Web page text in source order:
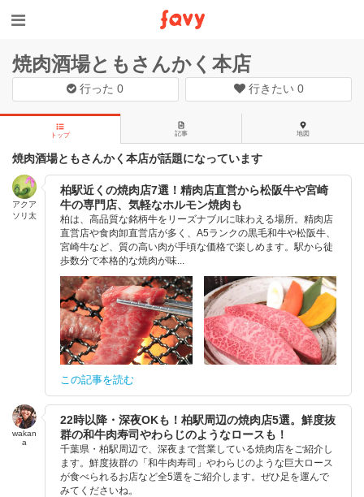
焼肉酒場ともさんかく本店
行った0 行きたい 0
トップ 記事 地図
焼肉酒場ともさんかく本店が話題になっています
アクア
ソリ太
柏駅近くの焼肉店7選！精肉店直営から松阪牛や宮崎
牛の専門店、気軽なホルモン焼肉も
柏は、高品質な銘柄牛をリーズナブルに味わえる場所。精肉店
直営店や食肉卸直営店が多く、A5ランクの黒毛和牛や松阪牛、
宮崎牛など、質の高い肉が手頃な価格で楽しめます。駅から徒
歩数分で本格的な焼肉が味...
この記事を読む
wakan
a
22時以降・深夜OKも！柏駅周辺の焼肉店5選。鮮度抜
群の和牛肉寿司やわらじのようなロースも！
千葉県・柏駅周辺で、深夜まで営業している焼肉店をご紹介し
ます。鮮度抜群の「和牛肉寿司」やわらじのような巨大ロース
が食べられるお店など全5選をご紹介します。ぜひ足を運んで
みてくださいね。